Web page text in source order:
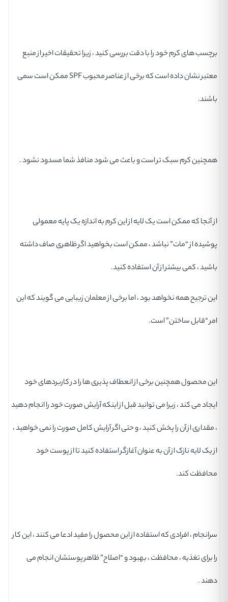
برچسب های کرم خود را با دقت بررسی کنید ، زیرا تحقیقات اخیر از منبع
معتبر نشان داده است که برخی از عناصر محبوب SPF ممکن است سمی
باشند.
همچنین کرم سبک تر است و باعث می شود منافذ شما مسدود نشود .
از آنجا که ممکن است یک لایه از این کرم به اندازه یک پایه معمولی
پوشیده از “مات” نباشد ، ممکن است بخواهید اگر ظاهری صاف داشته
باشید ، کمی بیشتر از آن استفاده کنید.
این ترجیح همه نخواهد بود ، اما برخی از معلمان زیبایی می گویند که این
امر “قابل ساختن” است.
این محصول همچنین برخی از انعطاف پذیری ها را در کاربردهای خود
ایجاد می کند ، زیرا می توانید قبل از اینکه آرایش صورت خود را انجام دهید
، مقداری از آن را پخش کنید ، و حتی اگر آرایش کامل صورت را نمی خواهید ،
از یک لایه نازک از آن به عنوان آغازگر استفاده کنید تا از پوست خود
محافظت کند.
سرانجام ، افرادی که استفاده از این محصول را مفید ادعا می کنند ، این کار
را برای تغذیه ، محافظت ، بهبود و “اصلاح” ظاهر پوستشان انجام می
دهند .